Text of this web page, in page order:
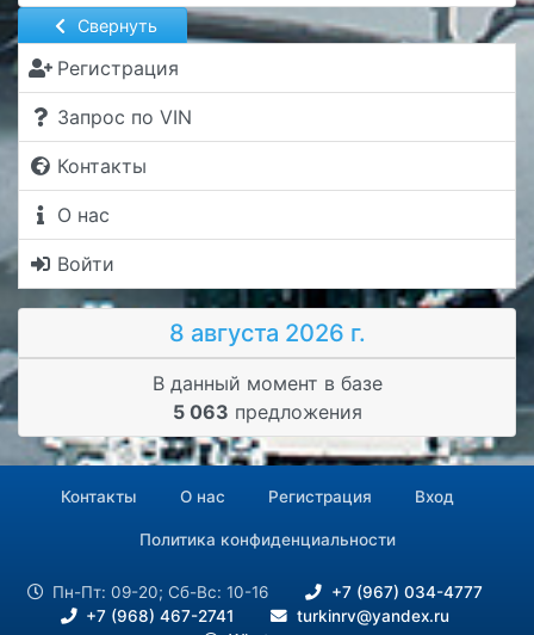
Свернуть
Регистрация
Запрос по VIN
Контакты
О нас
Войти
8 августа 2026 г.
В данный момент в базе
5 063 предложения
Контакты О нас Регистрация Вход
Политика конфиденциальности
Пн-Пт: 09-20; Сб-Вс: 10-16
+7 (967) 034-4777
+7 (968) 467-2741
turkinrv@yandex.ru